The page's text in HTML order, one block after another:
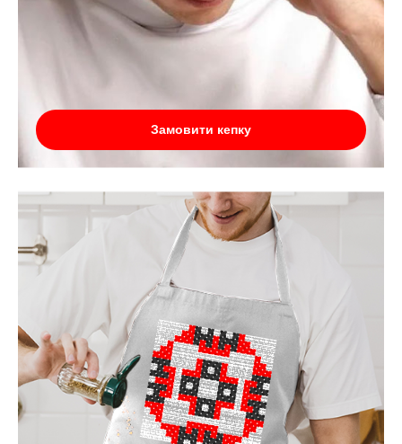
Замовити кепку